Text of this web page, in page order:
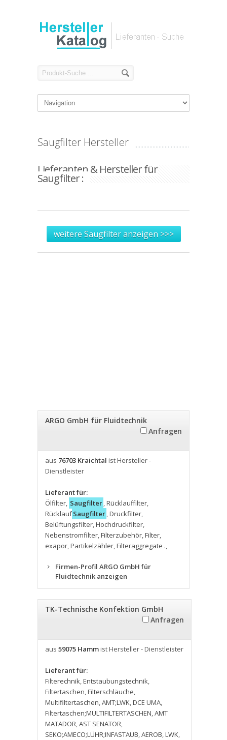
Saugfilter Hersteller
Lieferanten & Hersteller für
Saugfilter :
weitere Saugfilter anzeigen >>>
ARGO GmbH für Fluidtechnik
Anfragen
aus 76703 Kraichtal ist Hersteller -
Dienstleister
Lieferant für:
Ölfilter, Saugfilter,Rücklauffilter,
RücklaufSaugfilter,Druckfilter,
Belüftungsfilter,Hochdruckfilter,
Nebenstromfilter,Filterzubehör,Filter,
exapor,Partikelzähler,Filteraggregate .,
Firmen-Profil ARGO GmbH für
Fluidtechnik anzeigen
TK-Technische Konfektion GmbH
Anfragen
aus 59075 Hammist Hersteller - Dienstleister
Lieferant für:
Filterechnik,Entstaubungstechnik,
Filtertaschen,Filterschläuche,
Multifiltertaschen,AMT;LWK,DCE UMA,
Filtertaschen;MULTIFILTERTASCHEN,AMT
MATADOR,AST SENATOR,
SEKO;AMECO;LÜHR;INFASTAUB,AEROB,LWK,